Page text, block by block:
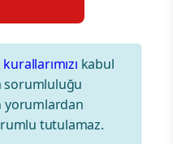
kabul
sorumluluğu
yorumlardan
tutulamaz.